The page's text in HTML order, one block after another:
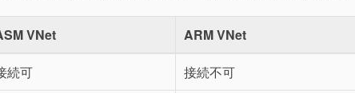
VNet ARM VNet
続可
接続不可